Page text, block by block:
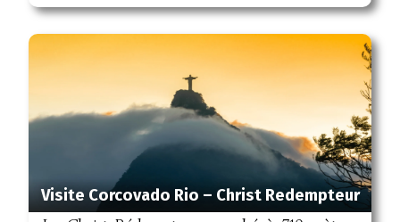
Visite Corcovado Rio – Christ Redempteur